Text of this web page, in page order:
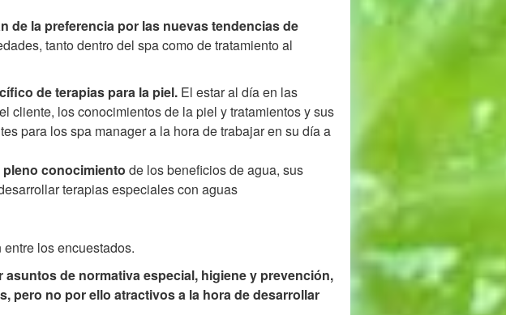
de la preferencia por las nuevas tendencias de
tanto dentro del spa como de tratamiento al
de terapias para la piel. El estar al día en las
cliente, los conocimientos de la piel y tratamientos y sus
para los spa manager a la hora de trabajar en su día a
conocimiento de los beneficios de agua, sus
terapias especiales con aguas
los encuestados.
de normativa especial, higiene y prevención,
pero no por ello atractivos a la hora de desarrollar